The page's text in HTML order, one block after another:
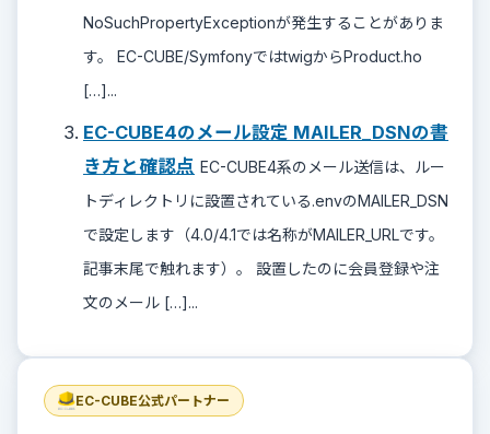
NoSuchPropertyExceptionが発生することがありま
す。 EC-CUBE/SymfonyではtwigからProduct.ho
[…]...
EC-CUBE4のメール設定 MAILER_DSNの書
き方と確認点 EC-CUBE4系のメール送信は、ルー
トディレクトリに設置されている.envのMAILER_DSN
で設定します（4.0/4.1では名称がMAILER_URLです。
記事末尾で触れます）。 設置したのに会員登録や注
文のメール […]...
EC-CUBE公式パートナー